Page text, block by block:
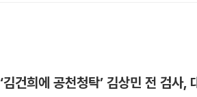
‘김건희에 공천청탁’ 김상민 전 검사,